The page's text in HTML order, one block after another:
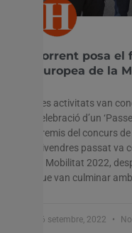
Torrent posa
Europea de la
Les activitats van
celebració d’un
premis del concurs
Divendres passat va
la Mobilitat 2022,
que van culminar
26 setembre, 2022